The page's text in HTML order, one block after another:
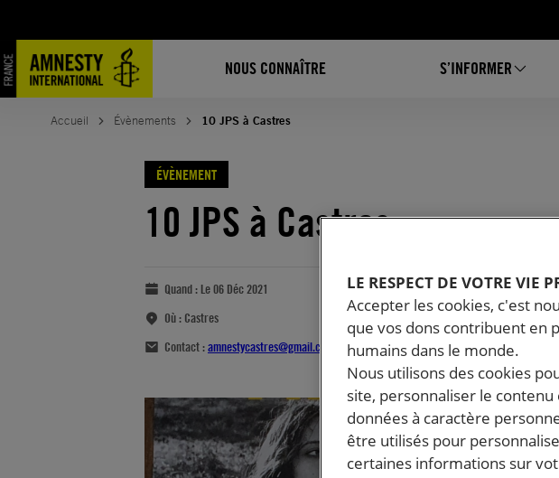
NOUS CONNAÎTRE S’INFORMER
Accueil Évènements 10 JPS à Castres
ÉVÈNEMENT
10 JPS à Castres
Quand : Le 06 Déc 2021
Où : Castres
Contact :amnestycastres@gmail.com
LE RESPECT DE VOTRE VIE
Accepter les cookies, c'est
que vos dons contribuent en
humains dans le monde.
Nous utilisons des cookies
site, personnaliser le
données à caractère
être utilisés pour
certaines informations sur